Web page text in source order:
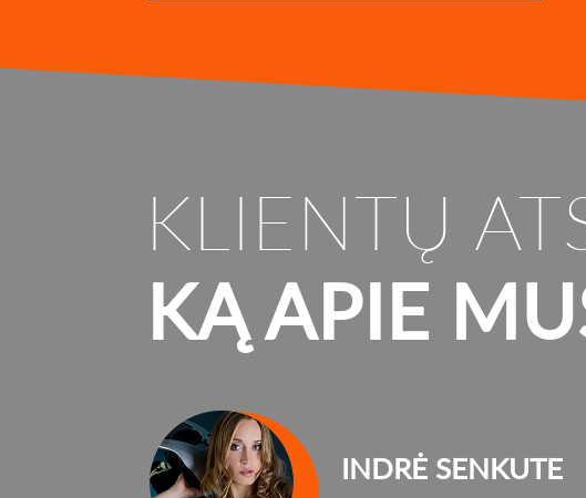
KLIENTŲ
KĄ APIE
INDRĖ SENKUTE